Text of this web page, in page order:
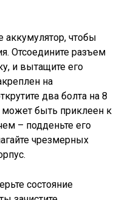
чтобы
Отсоедините разъем
и вытащите его
на
два болта на 8
может быть приклеен к
– подденьте его
чрезмерных
состояние